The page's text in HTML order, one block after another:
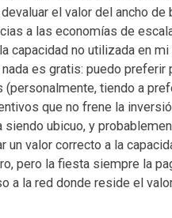
el valor del ancho de
a las economías de
capacidad no utilizada en
es gratis: puedo preferir
tiendo a
que no frene la
ubicuo, y
valor correcto a la
pero la fiesta siempre la
a la red donde reside el